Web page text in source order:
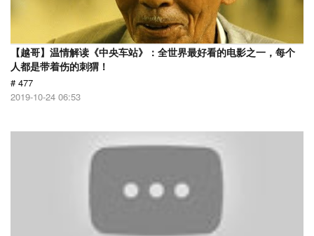
【越哥】温情解读《中央车站》：全世界最好看的电影之一，每个
人都是带着伤的刺猬！
# 477
2019-10-24 06:53